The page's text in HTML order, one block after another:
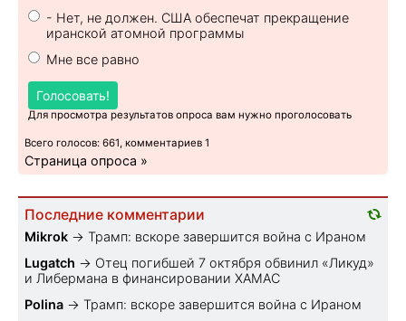
- Нет, не должен. США обеспечат прекращение
иранской атомной программы
Мне все равно
Голосовать!
Для просмотра результатов опроса вам нужно проголосовать
Всего голосов: 661, комментариев 1
Страница опроса »
Последние комментарии
Mikrok → Трамп: вскоре завершится война с Ираном
Lugatch → Отец погибшей 7 октября обвинил «Ликуд»
и Либермана в финансировании ХАМАС
Polina → Трамп: вскоре завершится война с Ираном